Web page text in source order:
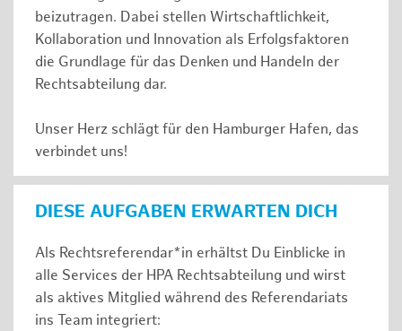
beizutragen. Dabei stellen Wirtschaftlichkeit,
Kollaboration und Innovation als Erfolgsfaktoren
die Grundlage für das Denken und Handeln der
Rechtsabteilung dar.
Unser Herz schlägt für den Hamburger Hafen, das
verbindet uns!
DIESE AUFGABEN ERWARTEN DICH
Als Rechtsreferendar*in erhältst Du Einblicke in
alle Services der HPA Rechtsabteilung und wirst
als aktives Mitglied während des Referendariats
ins Team integriert: